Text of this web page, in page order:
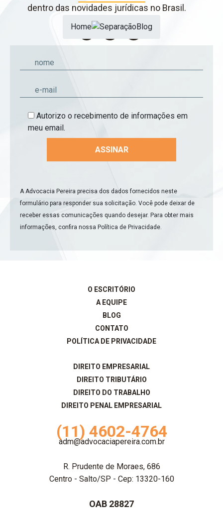
Home Blog
dentro das novidades jurídicas no Brasil.
Autorizo o recebimento de informações em
meu email.
A Advocacia Pereira precisa dos dados fornecidos neste
formulário para responder sua solicitação. Você pode deixar de
receber essas comunicações quando desejar. Para obter mais
informações, confira nossa Política de Privacidade.
O ESCRITÓRIO
A EQUIPE
BLOG
CONTATO
POLÍTICA DE PRIVACIDADE
DIREITO EMPRESARIAL
DIREITO TRIBUTÁRIO
DIREITO DO TRABALHO
DIREITO PENAL EMPRESARIAL
(11) 4602-4764
adm@advocaciapereira.com.br
R. Prudente de Moraes, 686
Centro - Salto/SP - Cep: 13320-160
OAB 28827